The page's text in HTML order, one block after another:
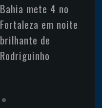
Bahia mete 4 no
Fortaleza em noite
brilhante de
Rodriguinho